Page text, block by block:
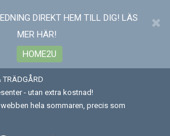
DIREKT HEM TILL DIG! LÄS
MER HÄR!
HOME2U
TRÄDGÅRD
- utan extra kostnad!
hela sommaren, precis som